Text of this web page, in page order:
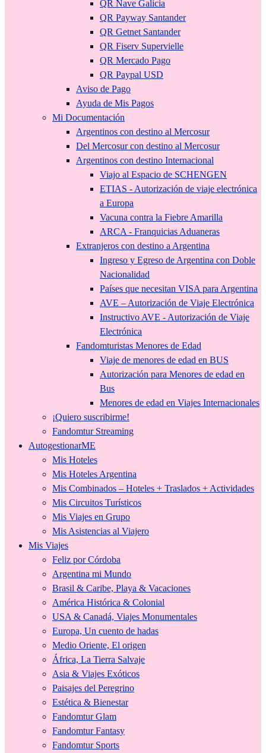
QR Nave Galicia
QR Payway Santander
QR Getnet Santander
QR Fiserv Supervielle
QR Mercado Pago
QR Paypal USD
Aviso de Pago
Ayuda de Mis Pagos
Mi Documentación
Argentinos con destino al Mercosur
Del Mercosur con destino al Mercosur
Argentinos con destino Internacional
Viajo al Espacio de SCHENGEN
ETIAS - Autorización de viaje electrónica
a Europa
Vacuna contra la Fiebre Amarilla
ARCA - Franquicias Aduaneras
Extranjeros con destino a Argentina
Ingreso y Egreso de Argentina con Doble
Nacionalidad
Países que necesitan VISA para Argentina
AVE – Autorización de Viaje Electrónica
Instructivo AVE - Autorización de Viaje
Electrónica
Fandomturistas Menores de Edad
Viaje de menores de edad en BUS
Autorización para Menores de edad en
Bus
Menores de edad en Viajes Internacionales
¡Quiero suscribirme!
Fandomtur Streaming
AutogestionarME
Mis Hoteles
Mis Hoteles Argentina
Mis Combinados – Hoteles + Traslados + Actividades
Mis Circuitos Turísticos
Mis Viajes en Grupo
Mis Asistencias al Viajero
Mis Viajes
Feliz por Córdoba
Argentina mi Mundo
Brasil & Caribe, Playa & Vacaciones
América Histórica & Colonial
USA & Canadá, Viajes Monumentales
Europa, Un cuento de hadas
Medio Oriente, El origen
África, La Tierra Salvaje
Asia & Viajes Exóticos
Paisajes del Peregrino
Estética & Bienestar
Fandomtur Glam
Fandomtur Fantasy
Fandomtur Sports